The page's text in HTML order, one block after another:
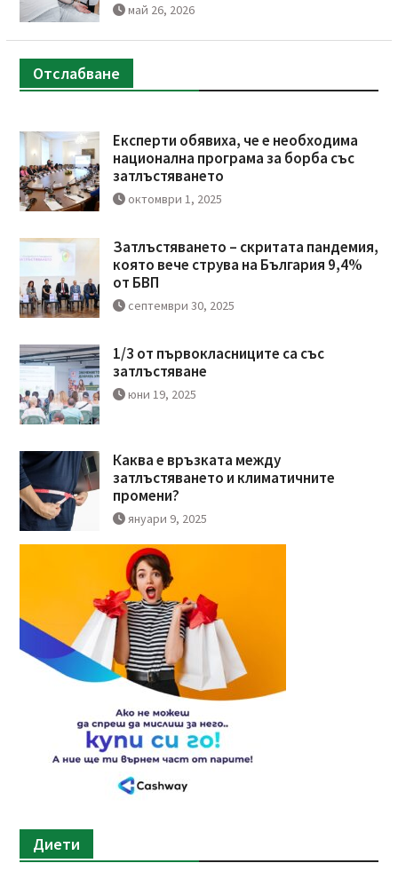
май 26, 2026
Отслабване
Експерти обявиха, че е необходима
национална програма за борба със
затлъстяването
октомври 1, 2025
Затлъстяването – скритата пандемия,
която вече струва на България 9,4%
от БВП
септември 30, 2025
1/3 от първокласниците са със
затлъстяване
юни 19, 2025
Каква е връзката между
затлъстяването и климатичните
промени?
януари 9, 2025
Диети